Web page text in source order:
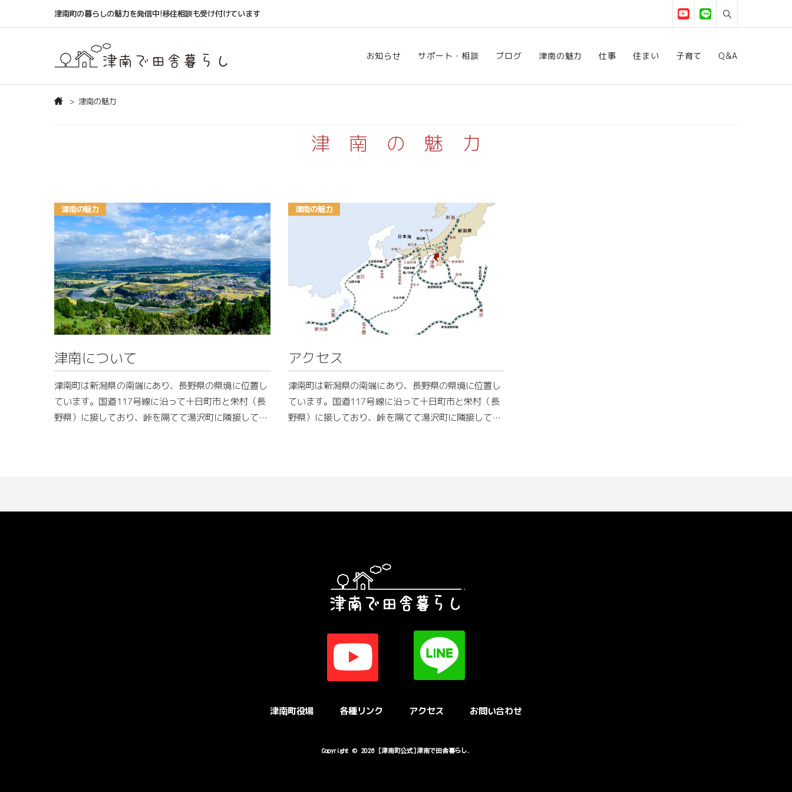
津南町の暮らしの魅力を発信中!移住相談も受け付けています
お知らせ サポート・相談 ブログ 津南の魅力 仕事 住まい 子育て Q&A
津南の魅力
津南の魅力
津南の魅力
津南について
津南町は新潟県の南端にあり、長野県の県境に位置し
ています。国道117号線に沿って十日町市と栄村（長
野県）に接しており、峠を隔てて湯沢町に隣接してい
津南の魅力
アクセス
津南町は新潟県の南端にあり、長野県の県境に位置し
ています。国道117号線に沿って十日町市と栄村（長
野県）に接しており、峠を隔てて湯沢町に隣接してい
津南町役場 各種リンク アクセス お問い合わせ
Copyright © 2026 [津南町公式]津南で田舎暮らし.